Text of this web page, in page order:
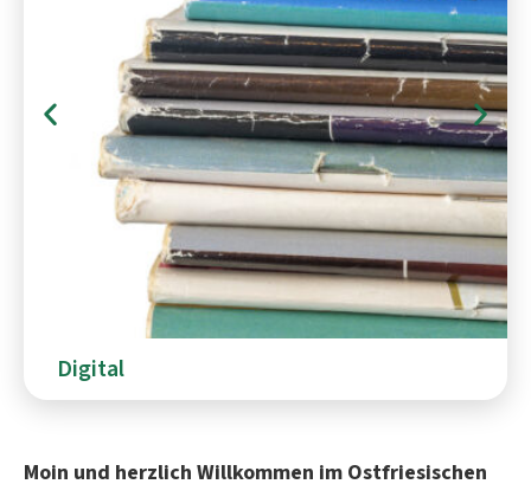
Digital
Moin und herzlich Willkommen im Ostfriesischen